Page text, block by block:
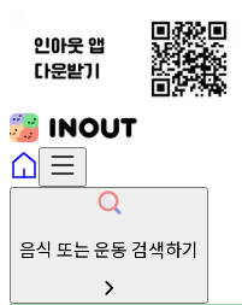
음식 또는 운동 검색하기